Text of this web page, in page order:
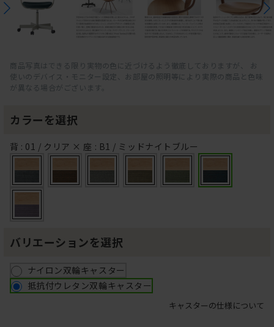
商品写真はできる限り実物の色に近づけるよう徹底しておりますが、 お
使いのデバイス・モニター設定、お部屋の照明等により実際の商品と色味
が異なる場合がございます。
カラーを選択
背 : 01 / クリア × 座 : B1 / ミッドナイトブルー
バリエーションを選択
ナイロン双輪キャスター
抵抗付ウレタン双輪キャスター
キャスターの仕様について